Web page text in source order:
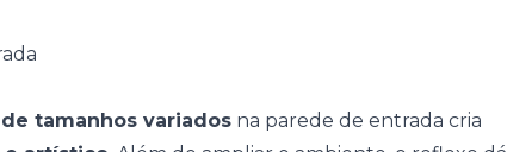
tamanhos variados na parede de entrada cria